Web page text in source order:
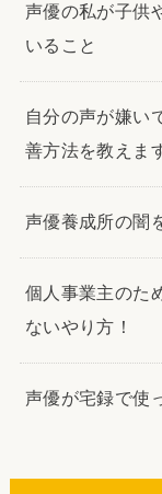
声優の私が子供
いること
自分の声が嫌い
善方法を教えま
声優養成所の闇
個人事業主のた
ないやり方！
声優が宅録で使